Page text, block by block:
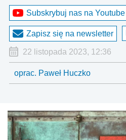
Subskrybuj nas na Youtube
Zapisz się na newsletter
22 listopada 2023, 12:36
oprac. Paweł Huczko